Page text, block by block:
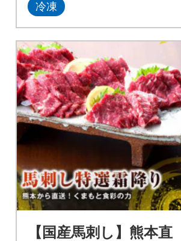
冷凍
【国産馬刺し】熊本直